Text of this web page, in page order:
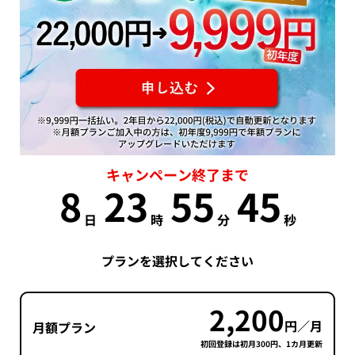
キャンペーン終了まで
8 日 23 時 55 分 45 秒
プランを選択してください
月額プラン 2,200円／月
初回登録は初月300円、1カ月更新